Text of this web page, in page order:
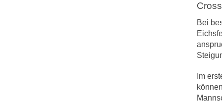
Bei
Im